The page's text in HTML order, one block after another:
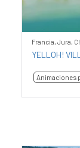
Francia, Jura,
YELLOH!
Animaciones